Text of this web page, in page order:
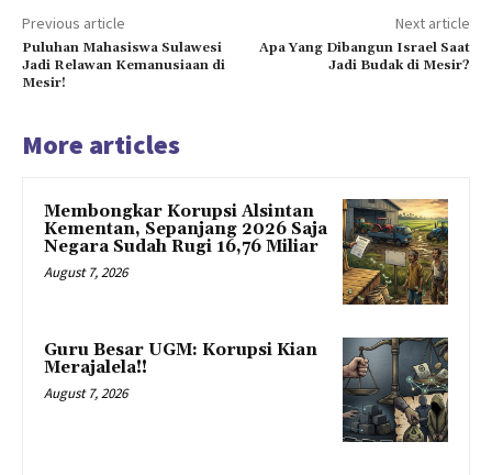
Previous article
Puluhan Mahasiswa Sulawesi
Jadi Relawan Kemanusiaan di
Mesir!
Next article
Apa Yang Dibangun Israel Saat
Jadi Budak di Mesir?
More articles
Membongkar Korupsi Alsintan
Kementan, Sepanjang 2026 Saja
Negara Sudah Rugi 16,76 Miliar
August 7, 2026
Guru Besar UGM: Korupsi Kian
Merajalela!!
August 7, 2026